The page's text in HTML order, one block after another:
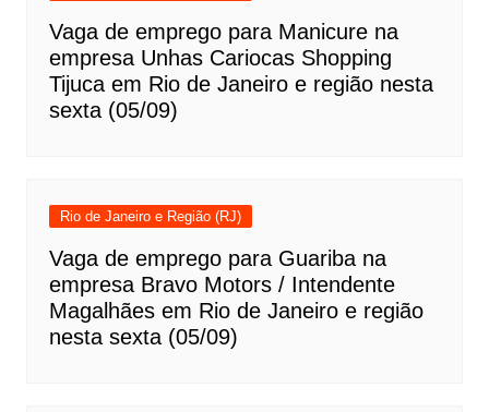
Vaga de emprego para Manicure na
empresa Unhas Cariocas Shopping
Tijuca em Rio de Janeiro e região nesta
sexta (05/09)
Rio de Janeiro e Região (RJ)
Vaga de emprego para Guariba na
empresa Bravo Motors / Intendente
Magalhães em Rio de Janeiro e região
nesta sexta (05/09)